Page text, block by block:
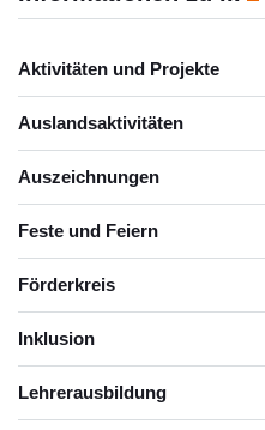
Aktivitäten und Projekte
Auslandsaktivitäten
Auszeichnungen
Feste und Feiern
Förderkreis
Inklusion
Lehrerausbildung